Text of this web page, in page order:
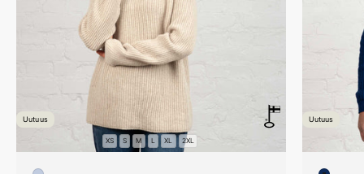
Uutuus
XS S M L XL 2XL
Uutuus